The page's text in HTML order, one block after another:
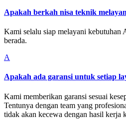
Apakah berkah nisa teknik
Kami selalu siap melayani kebutuhan
berada.
A
Apakah ada garansi untuk setiap
Kami memberikan garansi sesuai
Tentunya dengan team yang
tidak akan kecewa dengan hasil kerja